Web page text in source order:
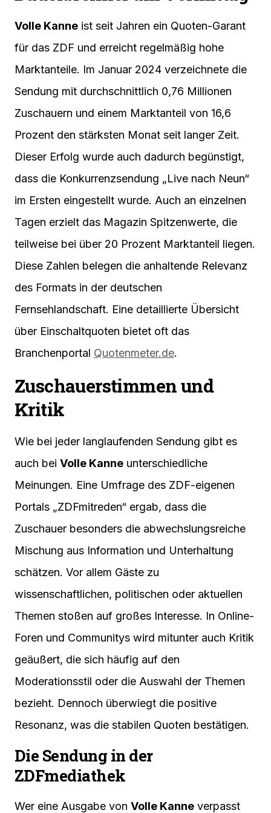
Volle Kanne ist seit Jahren ein Quoten-Garant
für das ZDF und erreicht regelmäßig hohe
Marktanteile. Im Januar 2024 verzeichnete die
Sendung mit durchschnittlich 0,76 Millionen
Zuschauern und einem Marktanteil von 16,6
Prozent den stärksten Monat seit langer Zeit.
Dieser Erfolg wurde auch dadurch begünstigt,
dass die Konkurrenzsendung „Live nach Neun“
im Ersten eingestellt wurde. Auch an einzelnen
Tagen erzielt das Magazin Spitzenwerte, die
teilweise bei über 20 Prozent Marktanteil liegen.
Diese Zahlen belegen die anhaltende Relevanz
des Formats in der deutschen
Fernsehlandschaft. Eine detaillierte Übersicht
über Einschaltquoten bietet oft das
Branchenportal Quotenmeter.de.
Zuschauerstimmen und
Kritik
Wie bei jeder langlaufenden Sendung gibt es
auch bei Volle Kanne unterschiedliche
Meinungen. Eine Umfrage des ZDF-eigenen
Portals „ZDFmitreden“ ergab, dass die
Zuschauer besonders die abwechslungsreiche
Mischung aus Information und Unterhaltung
schätzen. Vor allem Gäste zu
wissenschaftlichen, politischen oder aktuellen
Themen stoßen auf großes Interesse. In Online-
Foren und Communitys wird mitunter auch Kritik
geäußert, die sich häufig auf den
Moderationsstil oder die Auswahl der Themen
bezieht. Dennoch überwiegt die positive
Resonanz, was die stabilen Quoten bestätigen.
Die Sendung in der
ZDFmediathek
Wer eine Ausgabe von Volle Kanne verpasst